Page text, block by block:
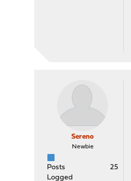
Sereno
Newbie
Posts
25
Logged